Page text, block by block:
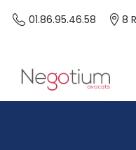
01.86.95.46.58 8